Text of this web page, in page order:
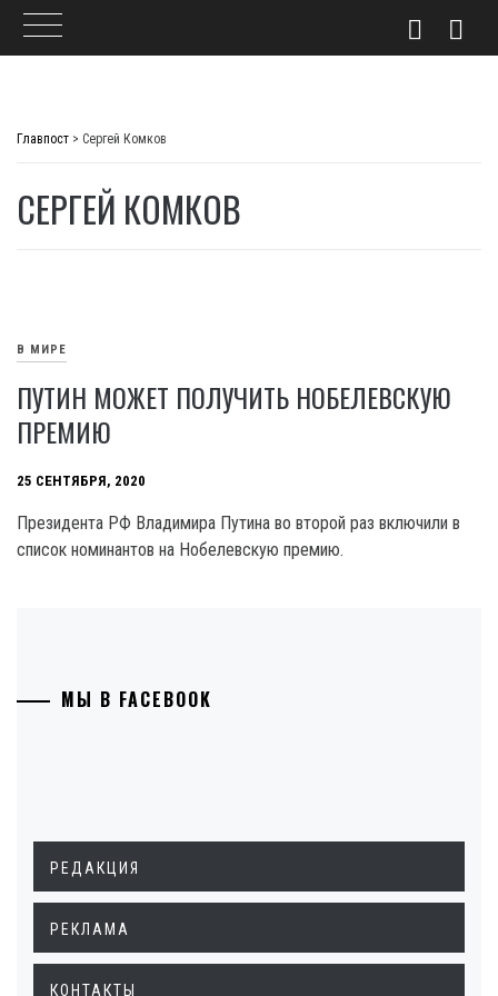
Главпост > Сергей Комков
СЕРГЕЙ КОМКОВ
В МИРЕ
ПУТИН МОЖЕТ ПОЛУЧИТЬ НОБЕЛЕВСКУЮ
ПРЕМИЮ
25 СЕНТЯБРЯ, 2020
Президента РФ Владимира Путина во второй раз включили в
список номинантов на Нобелевскую премию.
МЫ В FACEBOOK
РЕДАКЦИЯ
РЕКЛАМА
КОНТАКТЫ